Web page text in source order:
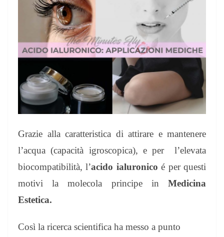
Grazie alla caratteristica di attirare e mantenere
l’acqua (capacità igroscopica), e per l’elevata
biocompatibilità, l’acido ialuronico é per questi
motivi la molecola principe in Medicina
Estetica.
Così la ricerca scientifica ha messo a punto